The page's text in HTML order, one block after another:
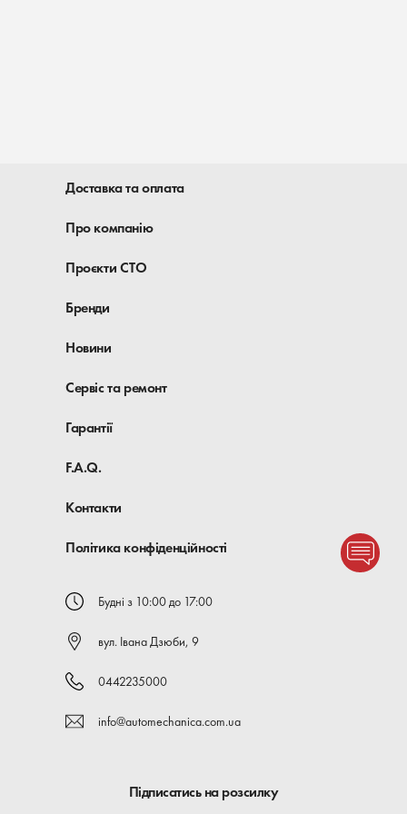
Доставка та оплата
Про компанію
Проєкти СТО
Бренди
Новини
Сервіс та ремонт
Гарантії
F.A.Q.
Контакти
Політика конфіденційності
Будні з 10:00 до 17:00
вул. Івана Дзюби, 9
0442235000
info@automechanica.com.ua
Підписатись на розсилку